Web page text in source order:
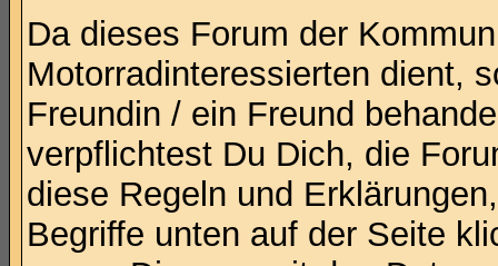
Da dieses Forum der
Motorradinteressierten dient,
Freundin / ein Freund
verpflichtest Du Dich, die
diese Regeln und
Begriffe unten auf der Seite